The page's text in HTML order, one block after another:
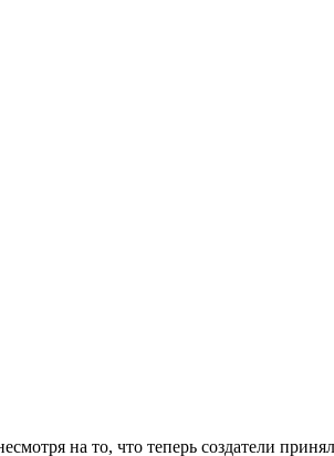
на то, что теперь создатели